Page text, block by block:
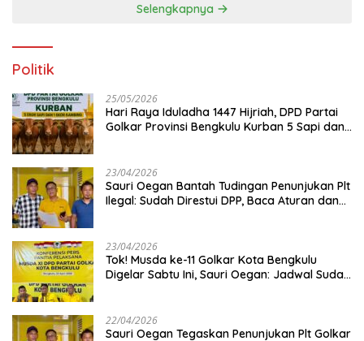
Selengkapnya
Politik
25/05/2026
Hari Raya Iduladha 1447 Hijriah, DPD Partai
Golkar Provinsi Bengkulu Kurban 5 Sapi dan 1
23/04/2026
Sauri Oegan Bantah Tudingan Penunjukan Plt
Ilegal: Sudah Direstui DPP, Baca Aturan dan
23/04/2026
‎Tok! Musda ke-11 Golkar Kota Bengkulu
Digelar Sabtu Ini, Sauri Oegan: Jadwal Sudah
22/04/2026
Sauri Oegan Tegaskan Penunjukan Plt Golkar